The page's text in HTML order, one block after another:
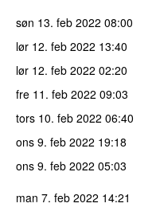
søn 13. feb 2022 08:00
lør 12. feb 2022 13:40
lør 12. feb 2022 02:20
fre 11. feb 2022 09:03
tors 10. feb 2022 06:40
ons 9. feb 2022 19:18
ons 9. feb 2022 05:03
man 7. feb 2022 14:21